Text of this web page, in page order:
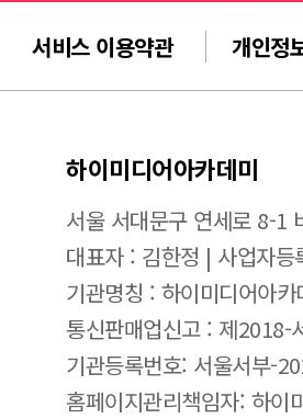
서비스 이용약관 개인정
하이미디어아카데미
서울 서대문구 연세로 8-1
대표자 : 김한정 | 사업자
기관명칭 : 하이미디어아카
통신판매업신고 : 제2018-
기관등록번호: 서울서부-
홈페이지관리책임자: 하이